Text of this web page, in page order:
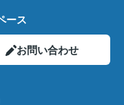
ース
お問い合わせ